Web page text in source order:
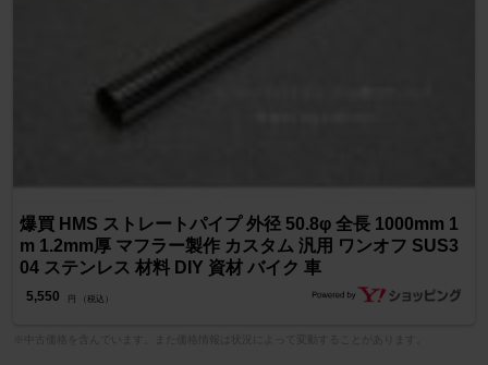
爆買 HMS ストレートパイプ 外径 50.8φ 全長 1000mm 1
m 1.2mm厚 マフラー製作 カスタム 汎用 ワンオフ SUS3
04 ステンレス 材料 DIY 資材 バイク 車
5,550 円 （税込）